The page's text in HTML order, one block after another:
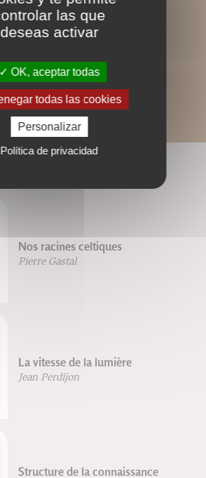
Nos racines celtiques
Pierre Gastal
La vitesse de la lumière
Jean Perdijon
Structure de la connaissance
las que
deseas activar
OK, aceptar todas
todas las cookies
Personalizar
Política de privacidad